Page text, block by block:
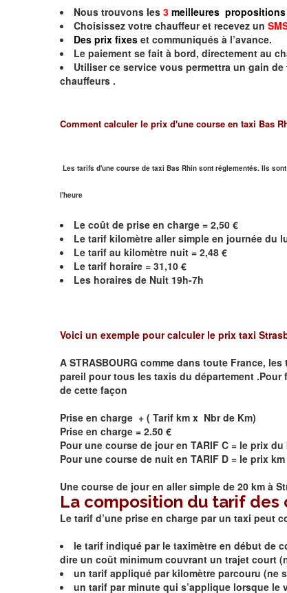
Nous trouvons les 3 meilleures
Choisissez votre chauffeur et recevez un
Des prix fixes et communiqués à l’avance.
Le paiement se fait à bord, directement au
Utiliser ce service vous permettra un gain
chauffeurs .
Comment calculer le prix d'une course en taxi Bas
Les tarifs d'une course de taxi Bas Rhin sont réglementés. Ils
l'heure
Le coût de prise en charge = 2,50 €
Le tarif kilomètre aller simple en journée du
Le tarif au kilomètre nuit = 2,48 €
Le tarif horaire = 31,10 €
Les horaires de Nuit 19h-7h
Voici un exemple pour calculer le prix taxi
A STRASBOURG comme dans toute France,
pareil pour tous les taxis du département
de cette façon
Prise en charge + ( Tarif km x Nbr de Km)
Prise en charge = 2.50 €
Pour une course de jour en TARIF C = le prix du
Pour une course de nuit en TARIF D = le prix km
Une course de jour en aller simple de 20 km à
La composition du tarif des
Le tarif d’une prise en charge par un taxi peut
le tarif indiqué par le taximètre en début de
dire un coût minimum couvrant un trajet court
un tarif appliqué par kilomètre parcouru (ne
un tarif par minute qui s’applique lorsque le